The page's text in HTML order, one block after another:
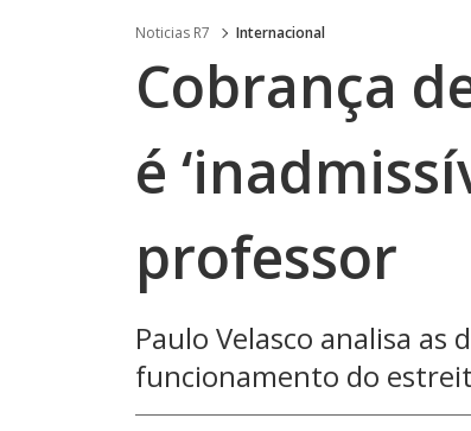
Noticias R7 Internacional
Cobrança
é
professor
Paulo Velasco analisa as
funcionamento do